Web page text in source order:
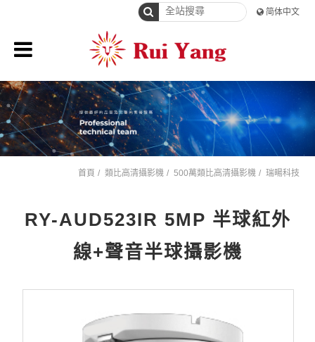
简体中文
首頁 類比高清攝影機 500萬類比高清攝影機 瑞暘科技
RY-AUD523IR 5MP 半球紅外
線+聲音半球攝影機